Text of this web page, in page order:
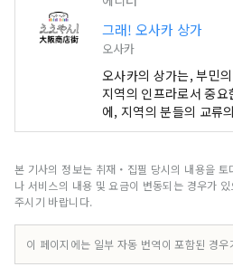
그래! 오사카 상가
오사카
오사카의 상가는, 부민
지역의 인프라로서 중요
에, 지역의 분들의 교류
고 있습니다. 이번에,
발신이나 디지털화 등의
「에에얀!오사카 상점
상가, 현지 상가의 새로
멋진 만남의 계기로, 「
용해 주세요.
본 기사의 정보는 취재・집필 당시의 내용을 토
나 서비스의 내용 및 요금이 변동되는 경우가
주시기 바랍니다.
이 페이지에는 일부 자동 번역이 포함된 경우